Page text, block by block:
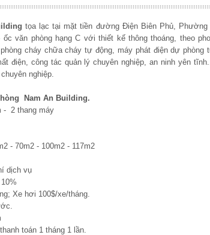
tọa lạc tại mặt tiền đường Điện Biên Phủ,
ốc văn phòng hạng C với thiết kế thông thoáng, theo
cháy chữa cháy tự động, máy phát điện dự phòng
điện, công tác quản lý chuyên nghiệp, an ninh yên
nghiệp.
Nam An Building.
2 thang máy
- 70m2 - 100m2 - 117m2
dịch vụ
Xe hơi 100$/xe/tháng.
toán 1 tháng 1 lần.